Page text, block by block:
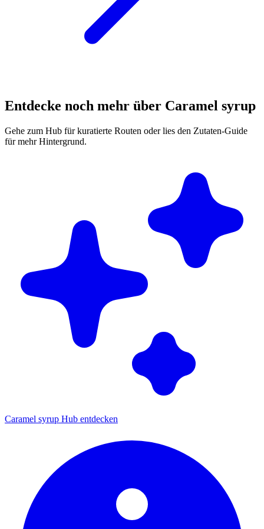
Entdecke noch mehr über Caramel syrup
Gehe zum Hub für kuratierte Routen oder lies den Zutaten-Guide
für mehr Hintergrund.
Caramel syrup Hub entdecken